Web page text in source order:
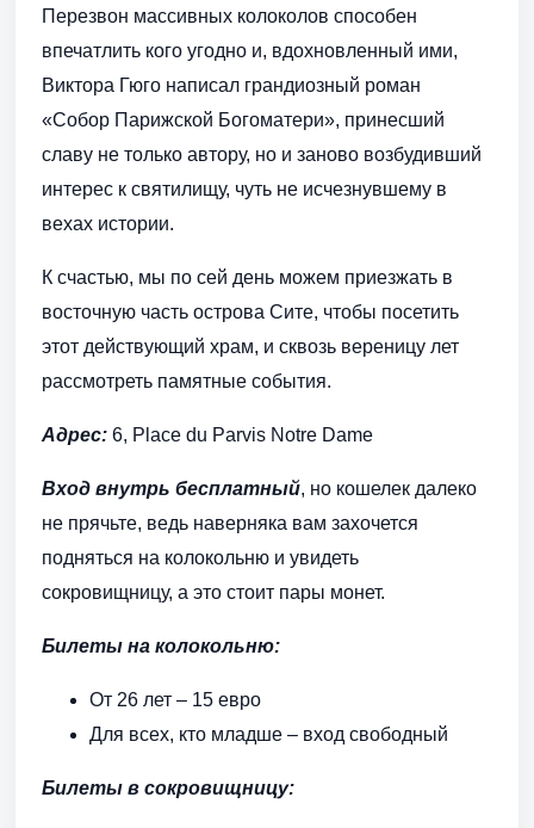
Перезвон массивных колоколов способен
впечатлить кого угодно и, вдохновленный ими,
Виктора Гюго написал грандиозный роман
«Собор Парижской Богоматери», принесший
славу не только автору, но и заново возбудивший
интерес к святилищу, чуть не исчезнувшему в
вехах истории.
К счастью, мы по сей день можем приезжать в
восточную часть острова Сите, чтобы посетить
этот действующий храм, и сквозь вереницу лет
рассмотреть памятные события.
Адрес: 6, Place du Parvis Notre Dame
Вход внутрь бесплатный, но кошелек далеко
не прячьте, ведь наверняка вам захочется
подняться на колокольню и увидеть
сокровищницу, а это стоит пары монет.
Билеты на колокольню:
От 26 лет – 15 евро
Для всех, кто младше – вход свободный
Билеты в сокровищницу: